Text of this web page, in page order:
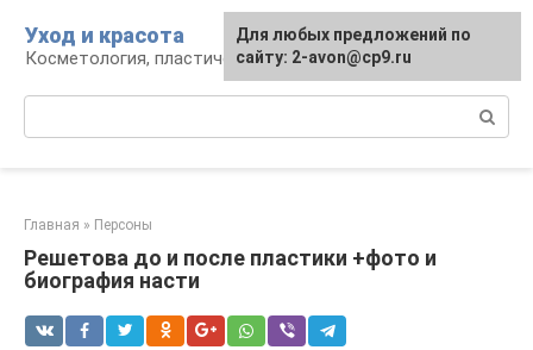
контенту
Уход и красота
Косметология, пластическая хирургия, уход
Главная » Персоны
Решетова до и после пластики +фото и
биография насти
Для любых предложений по
сайту: 2-avon@cp9.ru